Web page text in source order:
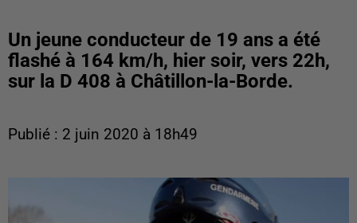
Un jeune conducteur de 19 ans a été
flashé à 164 km/h, hier soir, vers 22h,
sur la D 408 à Châtillon-la-Borde.
Publié : 2 juin 2020 à 18h49